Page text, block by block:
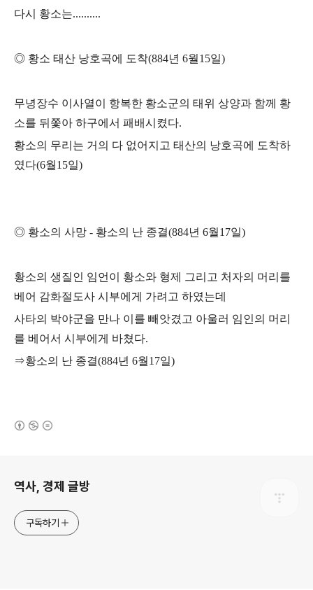
다시 황소는..........
◎ 황소 태산 낭호곡에 도착(884년 6월15일)
무녕장수 이사열이 항복한 황소군의 태위 상양과 함께 황
소를 뒤쫓아 하구에서 패배시켰다.
황소의 무리는 거의 다 없어지고 태산의 낭호곡에 도착하
였다(6월15일)
◎ 황소의 사망 - 황소의 난 종결(884년 6월17일)
황소의 생질인 임언이 황소와 형제 그리고 처자의 머리를
베어 감화절도사 시부에게 가려고 하였는데
사타의 박야군을 만나 이를 빼앗겼고 아울러 임인의 머리
를 베어서 시부에게 바쳤다.
⇒황소의 난 종결(884년 6월17일)
역사, 경제 글방
구독하기